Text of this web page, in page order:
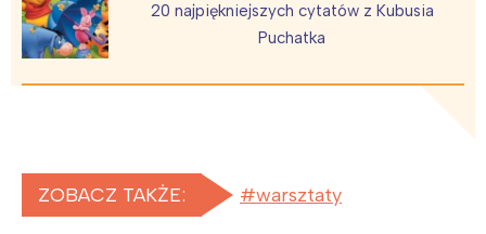
20 najpiękniejszych cytatów z Kubusia
Puchatka
ZOBACZ TAKŻE: warsztaty